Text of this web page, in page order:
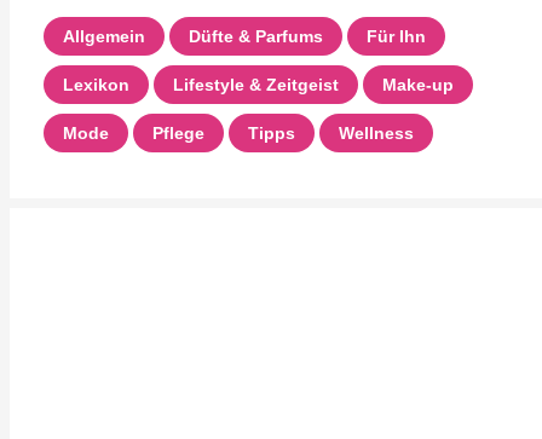
Allgemein Düfte & Parfums Für Ihn
Lexikon Lifestyle & Zeitgeist Make-up
Mode Pflege Tipps Wellness